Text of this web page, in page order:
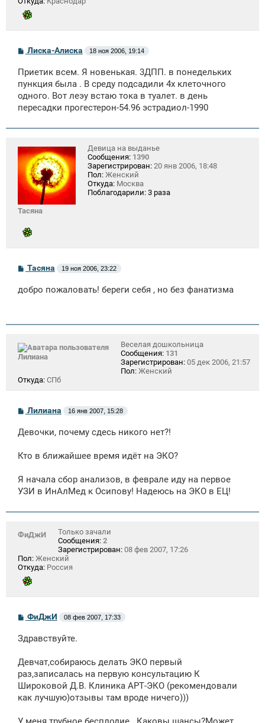
С
б
щ
е
н
и
Лиска-Алиска 18 ноя 2006, 19:14
Приетик всем. Я новенькая. 3ДПП. в понедельких
пункция была . В среду подсадили 4х клеточного
одного. Вот леэу встаю тока в туалет. в день
пересадки прогестерон-54.96 эстрадиол-1990
Тасяна
Девица на выданье
Сообщения: 1390
Зарегистрирован: 20 янв 2006, 18:48
Пол: Женский
Откуда: Москва
Поблагодарили: 3 раза
С
б
и
Тасяна 19 ноя 2006, 23:22
добро пожаловать! береги себя , но без фанатизма
Лилиана
Веселая дошкольница
Сообщения: 131
Зарегистрирован: 05 дек 2006, 21:57
Пол: Женский
Откуда: СПб
С
б
н
Лилиана 16 янв 2007, 15:28
Девочки, почему сдесь никого нет?!
Кто в ближайшее время идёт на ЭКО?
Я начала сбор анализов, в феврале иду на первое
УЗИ в ИнАлМед к Осипову! Надеюсь на ЭКО в ЕЦ!
ФиДжИ
Только зачали
Сообщения: 2
Зарегистрирован: 08 фев 2007, 17:26
Пол: Женский
Откуда: Россия
С
б
н
и
е
ФиДжИ 08 фев 2007, 17:33
Здравствуйте.
Девчат,собираюсь делать ЭКО первый
раз,записалась на первую консультацию К
Широковой Д.В. Клиника АРТ-ЭКО (рекомендовали
как лучшую)отзывы там вроде ничего)))